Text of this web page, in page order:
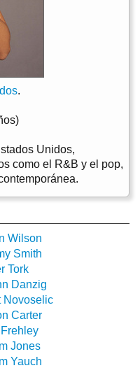
.
Unidos,
como el R&B y el pop,
Wilson
Smith
Tork
Danzig
Novoselic
Carter
Jones
Yauch